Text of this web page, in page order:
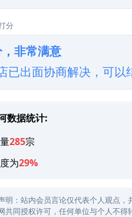
分
非常满意
已出面协商解决，可以
数据统计:
285宗
为29%
明：站内会员言论仅代表个人观点，
共同授权许可，任何单位与个人不得